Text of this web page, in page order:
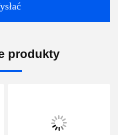
produkty